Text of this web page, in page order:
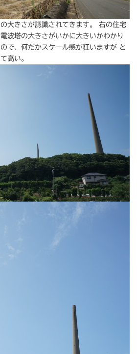
大きさが認識されてきます。 右の住宅
波塔の大きさがいかに大きいかわかり
で、何だかスケール感が狂いますが と
高い。